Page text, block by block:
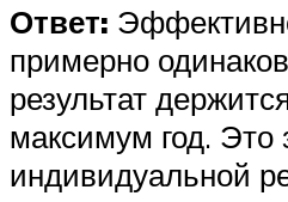
Ответ:
примерно
результат
максимум год. Это
индивидуальной